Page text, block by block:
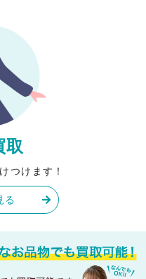
取
つけます！
る